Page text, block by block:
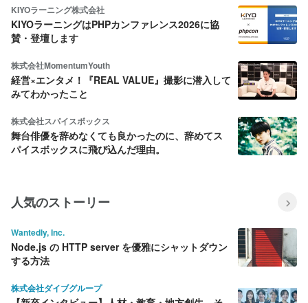
KIYOラーニング株式会社
KIYOラーニングはPHPカンファレンス2026に協
賛・登壇します
株式会社MomentumYouth
経営×エンタメ！『REAL VALUE』撮影に潜入して
みてわかったこと
株式会社スパイスボックス
舞台俳優を辞めなくても良かったのに、辞めてス
パイスボックスに飛び込んだ理由。
人気のストーリー
Wantedly, Inc.
Node.js の HTTP server を優雅にシャットダウン
する方法
株式会社ダイブグループ